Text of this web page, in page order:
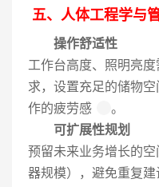
五、人体工程学与
操作舒适性
工作台高度、照明亮
求，设置充足的储物
作的疲劳感
。
可扩展性规划
预留未来业务增长的
器规模），避免重复